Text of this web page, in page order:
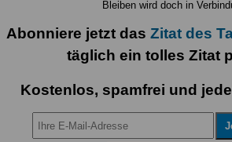
Bleiben wird doch in
Abonniere jetzt das Zitat des
täglich ein tolles Zitat
Kostenlos, spamfrei und